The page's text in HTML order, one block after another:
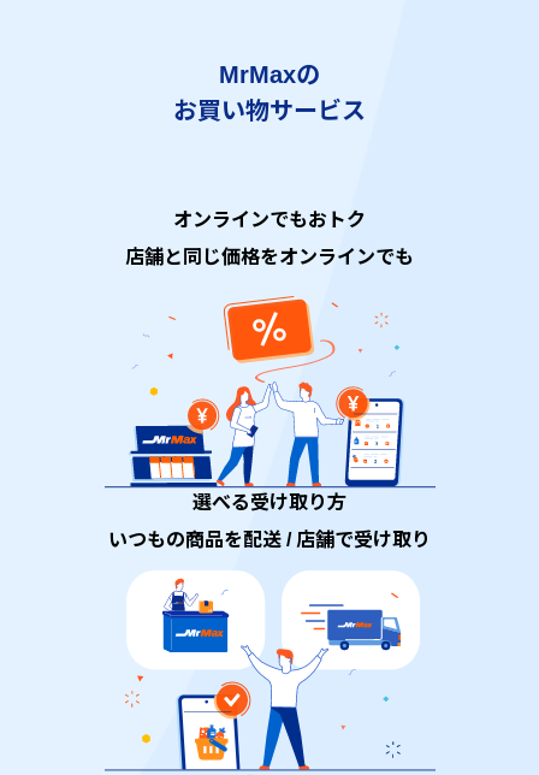
MrMaxの
お買い物サービス
オンラインでもおトク
店舗と同じ価格をオンラインでも
選べる受け取り方
いつもの商品を配送 / 店舗で受け取り